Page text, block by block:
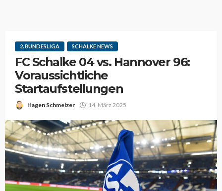
2. BUNDESLIGA SCHALKE NEWS
FC Schalke 04 vs. Hannover 96:
Voraussichtliche
Startaufstellungen
Hagen Schmelzer 14. März 2025